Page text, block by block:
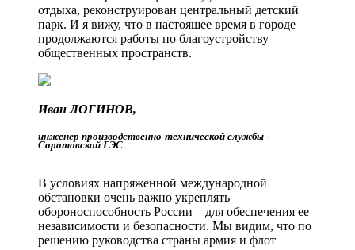
отдыха, реконструирован центральный детский
парк. И я вижу, что в настоящее время в городе
продолжаются работы по благоустройству
общественных пространств.
Иван ЛОГИНОВ,
инженер производственно-технической службы ­
Саратовской ГЭС
В условиях напряженной международной
обстановки очень важно укреплять
обороноспособность России – для обеспечения ее
независимости и безопасности. Мы видим, что по
решению руководства страны армия и флот